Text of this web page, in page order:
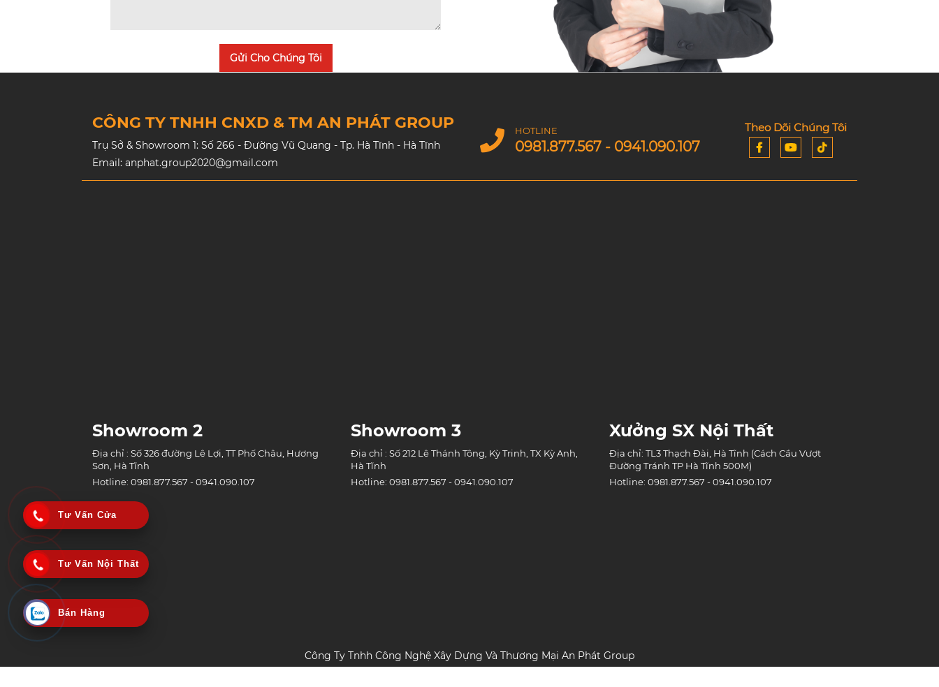
Gửi Cho Chúng Tôi
CÔNG TY TNHH CNXD & TM AN PHÁT GROUP
Trụ Sở & Showroom 1: Số 266 - Đường Vũ Quang - Tp. Hà Tĩnh - Hà Tĩnh
Email: anphat.group2020@gmail.com
HOTLINE
0981.877.567 - 0941.090.107
Theo Dõi Chúng Tôi
Showroom 2
Địa chỉ : Số 326 đường Lê Lợi, TT Phố Châu, Hương
Sơn, Hà Tĩnh
Hotline: 0981.877.567 - 0941.090.107
Showroom 3
Địa chỉ : Số 212 Lê Thánh Tông, Kỳ Trinh, TX Kỳ Anh,
Hà Tĩnh
Hotline: 0981.877.567 - 0941.090.107
Xưởng SX Nội Thất
Địa chỉ: TL3 Thạch Đài, Hà Tĩnh (Cách Cầu Vượt
Đường Tránh TP Hà Tĩnh 500M)
Hotline: 0981.877.567 - 0941.090.107
Công Ty Tnhh Công Nghệ Xây Dựng Và Thương Mại An Phát Group
Tư Vấn Cửa
Tư Vấn Nội Thất
Bán Hàng